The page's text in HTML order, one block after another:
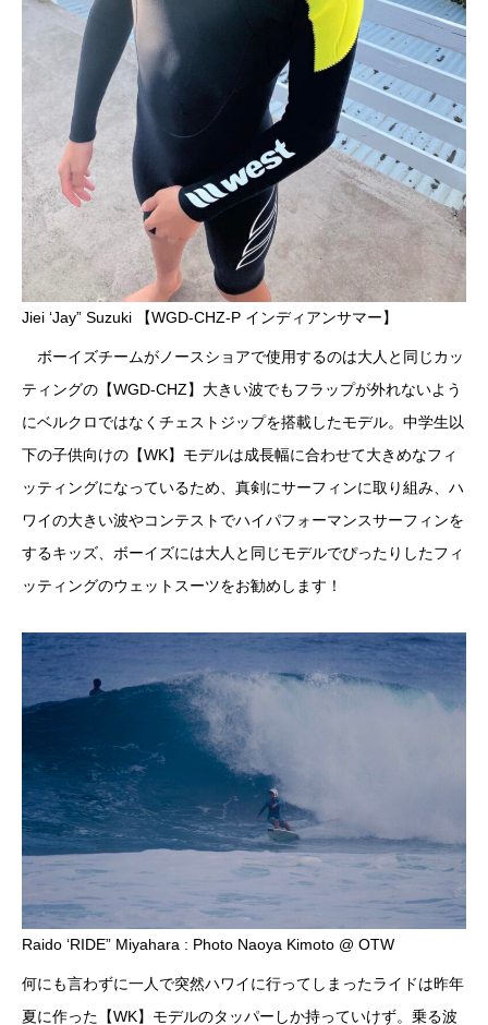
Jiei ‘Jay” Suzuki 【WGD-CHZ-P インディアンサマー】
ボーイズチームがノースショアで使用するのは大人と同じカッ
ティングの【WGD-CHZ】大きい波でもフラップが外れないよう
にベルクロではなくチェストジップを搭載したモデル。中学生以
下の子供向けの【WK】モデルは成長幅に合わせて大きめなフィ
ッティングになっているため、真剣にサーフィンに取り組み、ハ
ワイの大きい波やコンテストでハイパフォーマンスサーフィンを
するキッズ、ボーイズには大人と同じモデルでぴったりしたフィ
ッティングのウェットスーツをお勧めします！
Raido ‘RIDE” Miyahara : Photo Naoya Kimoto @ OTW
何にも言わずに一人で突然ハワイに行ってしまったライドは昨年
夏に作った【WK】モデルのタッパーしか持っていけず。乗る波